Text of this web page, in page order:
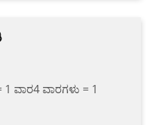
ವಾರ4 ವಾರಗಳು = 1